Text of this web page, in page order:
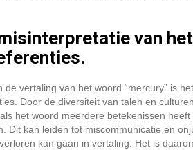
van
de vertaling van het woord “mercury” is
Door de diversiteit van talen en
het woord meerdere betekenissen
Dit kan leiden tot miscommunicatie en
kan gaan in vertaling. Het is